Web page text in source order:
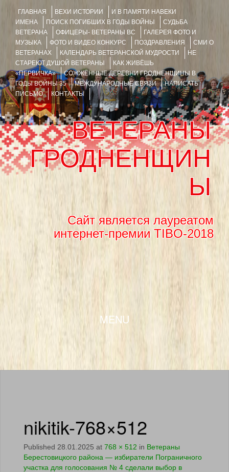
ГЛАВНАЯ ВЕХИ ИСТОРИИ
И В ПАМЯТИ НАВЕКИ
ИМЕНА
ПОИСК ПОГИБШИХ В ГОДЫ ВОЙНЫ
СУДЬБА
ВЕТЕРАНА
ОФИЦЕРЫ- ВЕТЕРАНЫ ВС
ГАЛЕРЕЯ ФОТО И
МУЗЫКА
ФОТО И ВИДЕО КОНКУРС ПОЗДРАВЛЕНИЯ
СМИ О
ВЕТЕРАНАХ
КАЛЕНДАРЬ ВЕТЕРАНСКОЙ МУДРОСТИ
НЕ
СТАРЕЮТ ДУШОЙ ВЕТЕРАНЫ
КАК ЖИВЁШЬ
«ПЕРВИЧКА»
СОЖЖЁННЫЕ ДЕРЕВНИ ГРОДНЕНЩИНЫ В
ГОДЫ ВОЙНЫ 35
МЕЖДУНАРОДНЫЕ СВЯЗИ
НАПИСАТЬ
ПИСЬМО
КОНТАКТЫ
ВЕТЕРАНЫ
ГРОДНЕНЩИН
Ы
Сайт является лауреатом
интернет-премии TIBO-2018
MENU
SKIP TO CONTENT
nikitik-768×512
Published 28.01.2025 at 768 × 512 in Ветераны
Берестовицкого района — избиратели Пограничного
участка для голосования № 4 сделали выбор в